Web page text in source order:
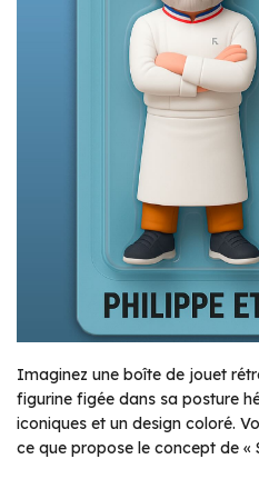
Imaginez une boîte de jouet
figurine figée dans sa posture
iconiques et un design coloré.
ce que propose le concept de «